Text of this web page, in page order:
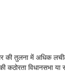
तुलना में अधिक
कठोरता विधानसभा